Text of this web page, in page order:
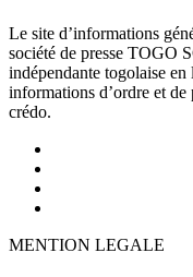
Le site d’informations
société de presse TOGO
indépendante togolaise
informations d’ordre et
crédo.
MENTION LEGALE